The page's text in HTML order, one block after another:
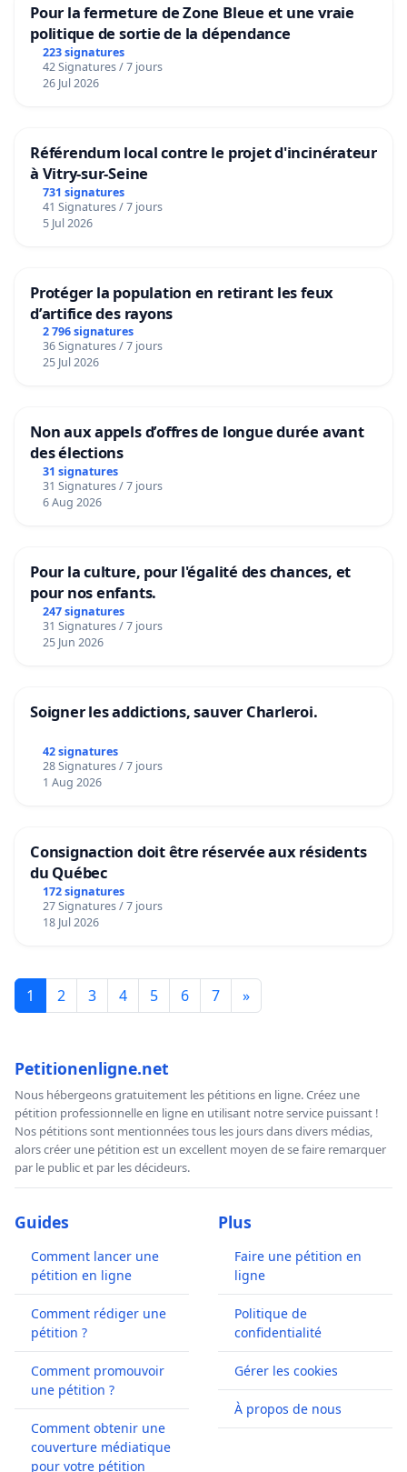
Pour la fermeture de Zone Bleue et une vraie
politique de sortie de la dépendance
223 signatures
42 Signatures / 7 jours
26 Jul 2026
Référendum local contre le projet d'incinérateur
à Vitry-sur-Seine
731 signatures
41 Signatures / 7 jours
5 Jul 2026
Protéger la population en retirant les feux
d’artifice des rayons
2 796 signatures
36 Signatures / 7 jours
25 Jul 2026
Non aux appels d’offres de longue durée avant
des élections
31 signatures
31 Signatures / 7 jours
6 Aug 2026
Pour la culture, pour l'égalité des chances, et
pour nos enfants.
247 signatures
31 Signatures / 7 jours
25 Jun 2026
Soigner les addictions, sauver Charleroi.
42 signatures
28 Signatures / 7 jours
1 Aug 2026
Consignaction doit être réservée aux résidents
du Québec
172 signatures
27 Signatures / 7 jours
18 Jul 2026
1 2 3 4 5 6 7 »
Petitionenligne.net
Nous hébergeons gratuitement les pétitions en ligne. Créez une
pétition professionnelle en ligne en utilisant notre service puissant !
Nos pétitions sont mentionnées tous les jours dans divers médias,
alors créer une pétition est un excellent moyen de se faire remarquer
par le public et par les décideurs.
Guides
Comment lancer une
pétition en ligne
Comment rédiger une
pétition ?
Comment promouvoir
une pétition ?
Comment obtenir une
couverture médiatique
pour votre pétition
Plus
Faire une pétition en
ligne
Politique de
confidentialité
Gérer les cookies
À propos de nous